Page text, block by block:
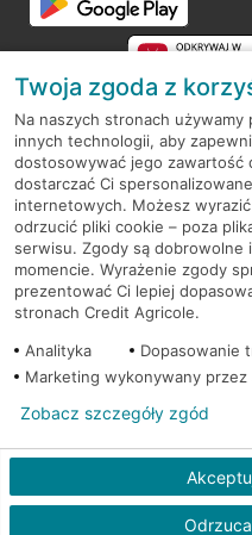
RODO
Regulamin serwisu
Mapa serwisu
PolitykaCookies
© 2026 Credit Agricole Bank
Twoja zgoda z
Na naszych stronach
innych technologii, aby
dostosowywać jego zawartość
dostarczać Ci
internetowych. Możesz
odrzucić pliki cookie – poza
serwisu. Zgody są dobrowolne
momencie. Wyrażenie zgody
prezentować Ci lepiej
stronach Credit Agricole.
Analityka
Dopasowanie
Marketing wykonywany
Zobacz szczegóły zgód